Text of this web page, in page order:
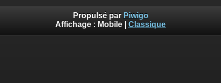
Propulsé par Piwigo
Affichage : Mobile Classique